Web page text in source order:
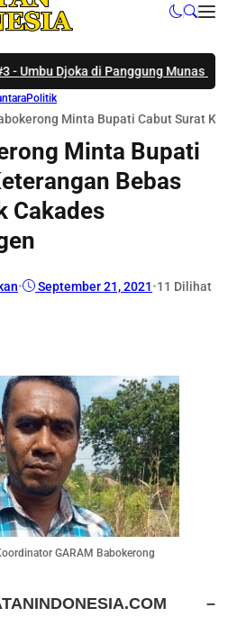
di Panggung Munas HKTI: Sumba
Politik
Minta Bupati Cabut Surat
Minta Bupati
Bebas
Cakades
• September 21, 2021•11 Dilihat
GARAM Babokerong
–